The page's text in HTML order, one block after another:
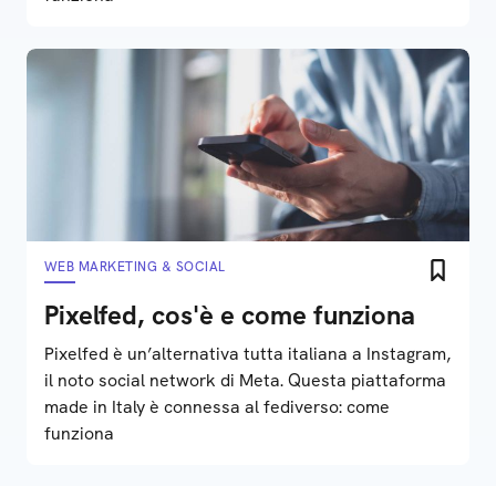
WEB MARKETING & SOCIAL
Pixelfed, cos'è e come funziona
Pixelfed è un’alternativa tutta italiana a Instagram,
il noto social network di Meta. Questa piattaforma
made in Italy è connessa al fediverso: come
funziona